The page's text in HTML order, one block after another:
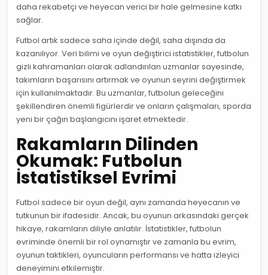
daha rekabetçi ve heyecan verici bir hale gelmesine katkı
sağlar.
Futbol artık sadece saha içinde değil, saha dışında da
kazanılıyor. Veri bilimi ve oyun değiştirici istatistikler, futbolun
gizli kahramanları olarak adlandırılan uzmanlar sayesinde,
takımların başarısını artırmak ve oyunun seyrini değiştirmek
için kullanılmaktadır. Bu uzmanlar, futbolun geleceğini
şekillendiren önemli figürlerdir ve onların çalışmaları, sporda
yeni bir çağın başlangıcını işaret etmektedir.
Rakamların Dilinden
Okumak: Futbolun
İstatistiksel Evrimi
Futbol sadece bir oyun değil, aynı zamanda heyecanın ve
tutkunun bir ifadesidir. Ancak, bu oyunun arkasındaki gerçek
hikaye, rakamların diliyle anlatılır. İstatistikler, futbolun
evriminde önemli bir rol oynamıştır ve zamanla bu evrim,
oyunun taktikleri, oyuncuların performansı ve hatta izleyici
deneyimini etkilemiştir.